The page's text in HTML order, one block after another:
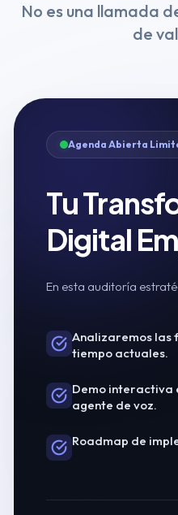
No es una llamada
de
Agenda Abierta
Tu
Digital
En esta auditoría
Analizaremos las
tiempo actuales.
Demo interactiva
agente de voz.
Roadmap de